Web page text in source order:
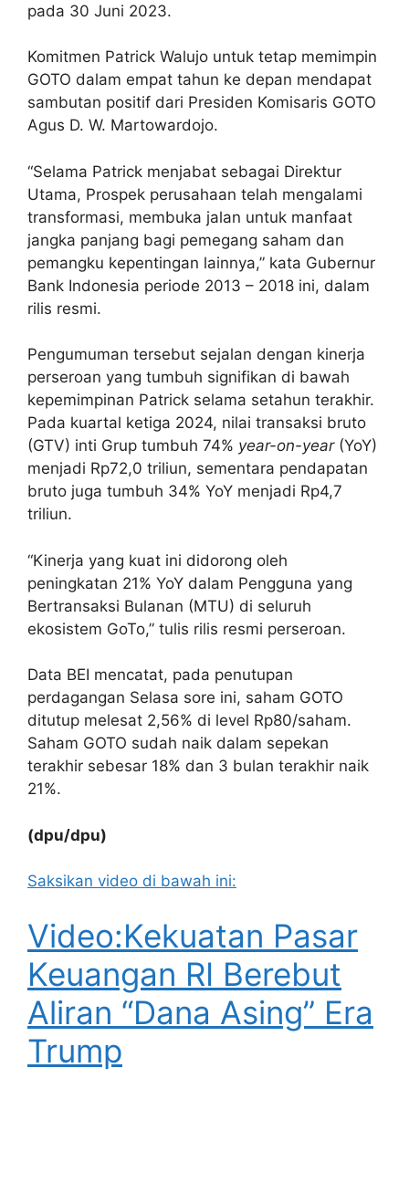
pada 30 Juni 2023.
Komitmen Patrick Walujo untuk tetap memimpin
GOTO dalam empat tahun ke depan mendapat
sambutan positif dari Presiden Komisaris GOTO
Agus D. W. Martowardojo.
“Selama Patrick menjabat sebagai Direktur
Utama, Prospek perusahaan telah mengalami
transformasi, membuka jalan untuk manfaat
jangka panjang bagi pemegang saham dan
pemangku kepentingan lainnya,” kata Gubernur
Bank Indonesia periode 2013 – 2018 ini, dalam
rilis resmi.
Pengumuman tersebut sejalan dengan kinerja
perseroan yang tumbuh signifikan di bawah
kepemimpinan Patrick selama setahun terakhir.
Pada kuartal ketiga 2024, nilai transaksi bruto
(GTV) inti Grup tumbuh 74% year-on-year(YoY)
menjadi Rp72,0 triliun, sementara pendapatan
bruto juga tumbuh 34% YoY menjadi Rp4,7
triliun.
“Kinerja yang kuat ini didorong oleh
peningkatan 21% YoY dalam Pengguna yang
Bertransaksi Bulanan (MTU) di seluruh
ekosistem GoTo,” tulis rilis resmi perseroan.
Data BEI mencatat, pada penutupan
perdagangan Selasa sore ini, saham GOTO
ditutup melesat 2,56% di level Rp80/saham.
Saham GOTO sudah naik dalam sepekan
terakhir sebesar 18% dan 3 bulan terakhir naik
21%.
(dpu/dpu)
Saksikan video di bawah ini:
Video:Kekuatan Pasar
Keuangan RI Berebut
Aliran “Dana Asing” Era
Trump